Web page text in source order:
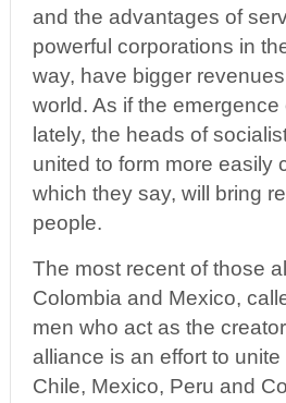
and the advantages of
powerful corporations in
way, have bigger
world. As if the
lately, the heads of
united to form more easily
which they say, will bring
people.
The most recent of those
Colombia and Mexico,
men who act as the
alliance is an effort to
Chile, Mexico, Peru and